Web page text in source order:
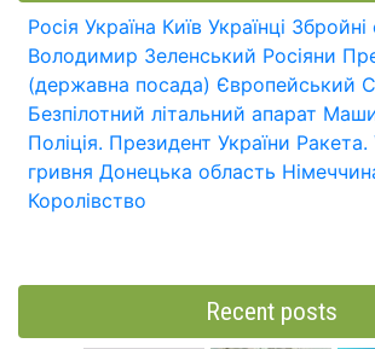
Росія Україна Київ Українці Збройні
Володимир Зеленський Росіяни
(державна посада) Європейський
Безпілотний літальний апарат
Поліція. Президент України Ракета.
гривня Донецька область
Королівство
Recent posts